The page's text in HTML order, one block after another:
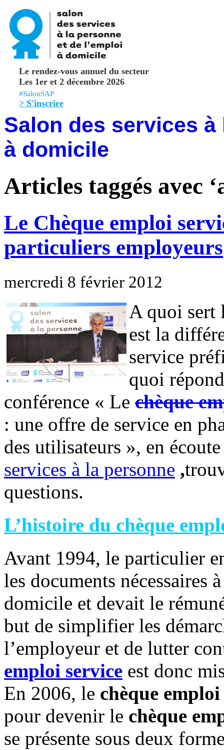
Le rendez-vous annuel du secteur
Les 1er et 2 décembre 2026
#SalonSAP
> S'inscrire
Salon des services
à domicile
Articles taggés avec
Le Chèque emploi
particuliers employeurs
mercredi 8 février 2012
A quoi sert
est la
service
quoi
conférence « Le chèque
: une offre de service en
des utilisateurs », en
services à la personne ,
questions.
L’histoire du chèque
Avant 1994, le particulier
les documents nécessaires
domicile et devait le
but de simplifier les
l’employeur et de lutter
emploi service est donc
En 2006, le chèque
pour devenir le chèque
se présente sous deux